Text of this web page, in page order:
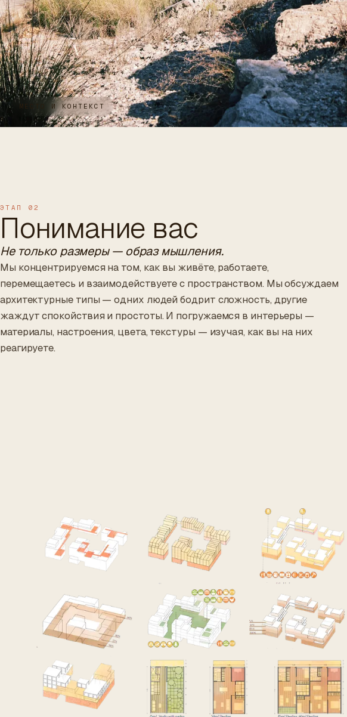
МЕСТО И КОНТЕКСТ
ЭТАП 02
Понимание вас
Не только размеры — образ мышления.
Мы концентрируемся на том, как вы живёте, работаете,
перемещаетесь и взаимодействуете с пространством. Мы обсуждаем
архитектурные типы — одних людей бодрит сложность, другие
жаждут спокойствия и простоты. И погружаемся в интерьеры —
материалы, настроения, цвета, текстуры — изучая, как вы на них
реагируете.